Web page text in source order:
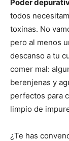
Poder
todos
toxinas. No
pero al menos
descanso a tu
comer mal:
berenjenas y
perfectos para
limpio de
¿Te has